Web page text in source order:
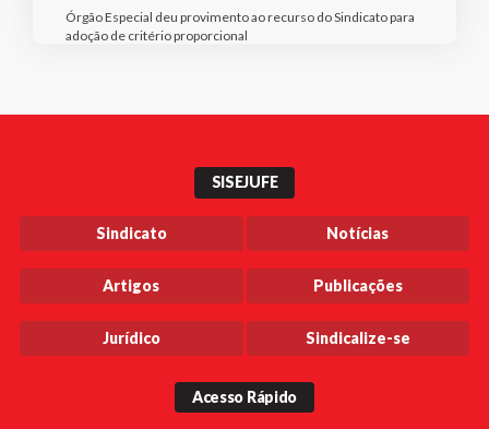
Órgão Especial deu provimento ao recurso do Sindicato para
adoção de critério proporcional
SISEJUFE
Sindicato Notícias
Artigos Publicações
Jurídico Sindicalize-se
Acesso Rápido